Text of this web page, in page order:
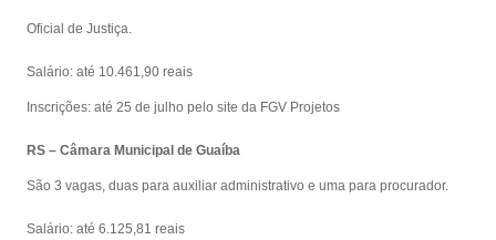
Oficial de Justiça.
Salário: até 10.461,90 reais
Inscrições: até 25 de julho pelo site da FGV Projetos
RS – Câmara Municipal de Guaíba
São 3 vagas, duas para auxiliar administrativo e uma para procurador.
Salário: até 6.125,81 reais